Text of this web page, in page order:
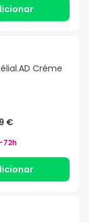
Créme
€
72h